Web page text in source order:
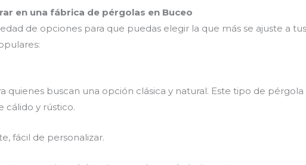
en una fábrica de pérgolas en Buceo
de opciones para que puedas elegir la que más se ajuste a
quienes buscan una opción clásica y natural. Este tipo de
cálido y rústico.
fácil de personalizar.